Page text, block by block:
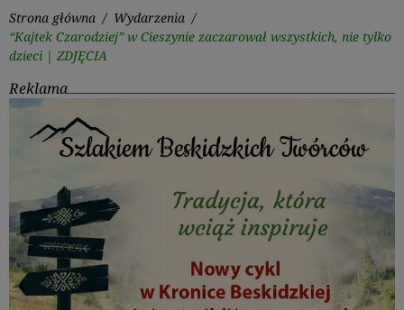
Strona główna / Wydarzenia /
“Kajtek Czarodziej” w Cieszynie zaczarował wszystkich, nie tylko
dzieci | ZDJĘCIA
Reklama